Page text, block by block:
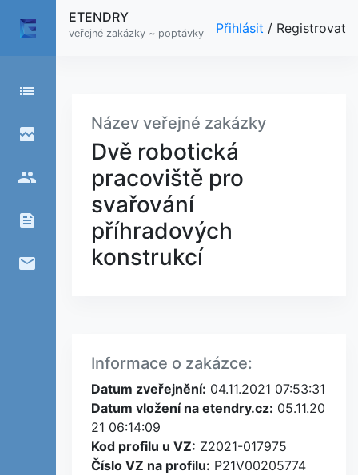
list
broken_image
people
feed
email
ETENDRY
veřejné zakázky ~ poptávky Přihlásit / Registrovat
Název veřejné zakázky
Dvě robotická
pracoviště pro
svařování
příhradových
konstrukcí
Informace o zakázce:
Datum zveřejnění: 04.11.2021 07:53:31
Datum vložení na etendry.cz: 05.11.20
21 06:14:09
Kod profilu u VZ: Z2021-017975
Číslo VZ na profilu: P21V00205774